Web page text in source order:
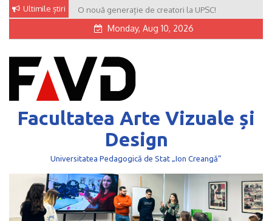
Skip
content
Ultimile știri O nouă generație de creatori la UPSC!
Monday, Aug 10, 2026
Facultatea Arte Vizuale și
Design
Universitatea Pedagogică de Stat „Ion Creangă”